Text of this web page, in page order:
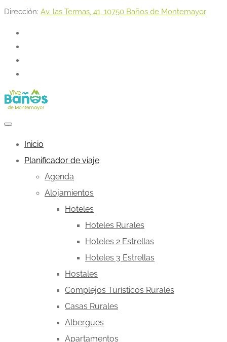
Dirección: Av. las Termas, 41, 10750 Baños de Montemayor
Inicio
Planificador de viaje
Agenda
Alojamientos
Hoteles
Hoteles Rurales
Hoteles 2 Estrellas
Hoteles 3 Estrellas
Hostales
Complejos Turísticos Rurales
Casas Rurales
Albergues
Apartamentos